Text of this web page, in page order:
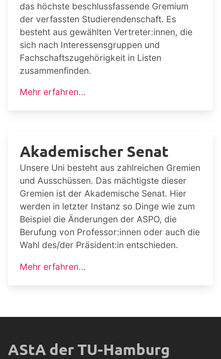
das höchste beschlussfassende Gremium
der verfassten Studierendenschaft. Es
besteht aus gewählten Vertreter:innen, die
sich nach Interessensgruppen und
Fachschaftszugehörigkeit in Listen
zusammenfinden.
Mehr erfahren...
Akademischer Senat
Unsere Uni besteht aus zahlreichen Gremien
und Ausschüssen. Das mächtigste dieser
Gremien ist der Akademische Senat. Hier
werden in letzter Instanz so Dinge wie zum
Beispiel die Änderungen der ASPO, die
Berufung von Professor:innen oder auch die
Wahl des/der Präsident:in entschieden.
Mehr erfahren...
AStA der TU-Hamburg